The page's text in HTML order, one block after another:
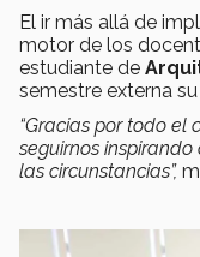
El ir más allá de
motor de los
estudiante de
semestre externa
“Gracias por todo el
seguirnos
las circunstancias”,